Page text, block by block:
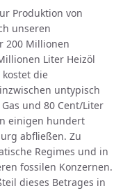
Produktion von
unseren
200 Millionen
Liter Heizöl
die
untypisch
und 80 Cent/Liter
einigen hundert
abfließen. Zu
Regimes und in
fossilen Konzernen.
dieses Betrages in